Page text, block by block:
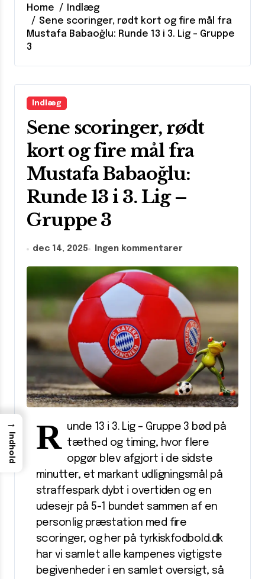
Home
Indlæg
Sene scoringer, rødt kort og fire mål fra
Mustafa Babaoğlu: Runde 13 i 3. Lig – Gruppe
3
Indlæg
Sene scoringer, rødt
kort og fire mål fra
Mustafa Babaoğlu:
Runde 13 i 3. Lig –
Gruppe 3
dec 14, 2025 Ingen kommentarer
R unde 13 i 3. Lig – Gruppe 3 bød på
tæthed og timing, hvor flere
opgør blev afgjort i de sidste
minutter, et markant udligningsmål på
straffespark dybt i overtiden og en
udesejr på 5-1 bundet sammen af en
personlig præstation med fire
scoringer, og her på tyrkiskfodbold.dk
har vi samlet alle kampenes vigtigste
begivenheder i en samlet oversigt, så
→
Indhold